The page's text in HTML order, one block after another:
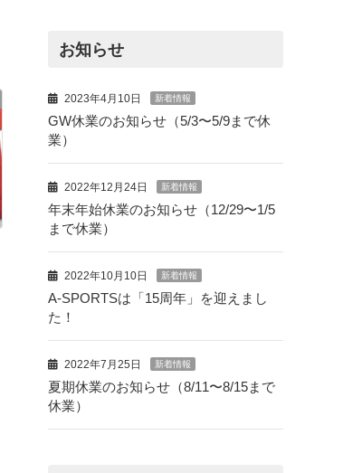
お知らせ
2023年4月10日 新着情報
GW休業のお知らせ（5/3〜5/9まで休
業）
2022年12月24日 新着情報
年末年始休業のお知らせ（12/29〜1/5
まで休業）
2022年10月10日 新着情報
A-SPORTSは「15周年」を迎えまし
た！
2022年7月25日 新着情報
夏期休業のお知らせ（8/11〜8/15まで
休業）